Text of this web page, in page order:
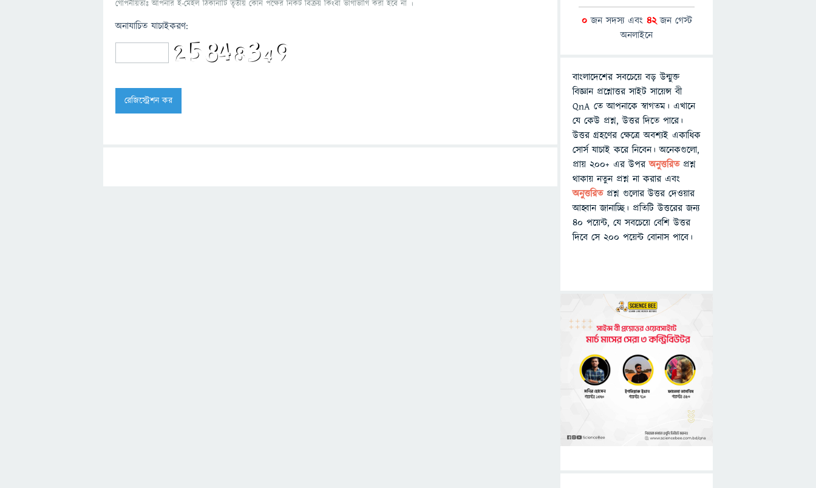
গোপনীয়তাঃ আপনার ই-মেইল ঠিকানাটি তৃতীয় কোন পক্ষের নিকট বিক্রয় কিংবা ভাগাভাগি করা হবে না ।
অনাযাচিত যাচাইকরণ: 0জন সদস্য এবং 42জন গেস্ট
অনলাইনে
বাংলাদেশের সবচেয়ে বড় উন্মুক্ত
বিজ্ঞান প্রশ্নোত্তর সাইট সায়েন্স বী
QnA তে আপনাকে স্বাগতম। এখানে
যে কেউ প্রশ্ন, উত্তর দিতে পারে।
উত্তর গ্রহণের ক্ষেত্রে অবশ্যই একাধিক
সোর্স যাচাই করে নিবেন। অনেকগুলো,
প্রায় ২০০+ এর উপরঅনুত্তরিতপ্রশ্ন
থাকায় নতুন প্রশ্ন না করার এবং
অনুত্তরিত প্রশ্ন গুলোর উত্তর দেওয়ার
আহ্বান জানাচ্ছি। প্রতিটি উত্তরের জন্য
৪০ পয়েন্ট, যে সবচেয়ে বেশি উত্তর
দিবে সে ২০০ পয়েন্ট বোনাস পাবে।